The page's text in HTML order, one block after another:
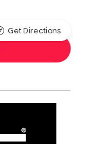
Get Directions